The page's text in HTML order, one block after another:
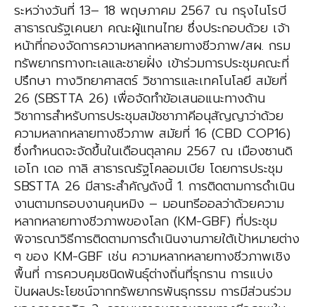
ระหว่างวันที่ 13– 18 พฤษภาคม 2567 ณ กรุงไนโรบี
สาธารณรัฐเคนยา คณะผู้แทนไทย ซึ่งประกอบด้วย​ เจ้า
หน้าที่กองจัดการความหลากหลายทางชีวภาพ/สผ. กรม
ทรัพยากรทางทะเลและชายฝั่ง เข้าร่วมการประชุมคณะที่
ปรึกษา ทางวิทยาศาสตร์ วิชาการและเทคโนโลยี สมัยที่
26 (SBSTTA 26) เพื่อจัดทำข้อเสนอแนะทางด้าน
วิชาการสำหรับการประชุมสมัชชาภาคีอนุสัญญาว่าด้วย
ความหลากหลายทางชีวภาพ สมัยที่ 16 (CBD COP16)
ซึ่งกำหนดจะจัดขึ้นในเดือนตุลาคม 2567 ณ เมืองซานดิ
เอโก เดอ กาลิ สาธารณรัฐโคลอมเบีย โดยการประชุม
SBSTTA 26 มีสาระสำคัญดังนี้ 1. การติดตามการดำเนิน
งานตามกรอบงานคุนหมิง – มอนทรีออลว่าด้วย​ความ
หลากหลายทางชีวภาพของโลก (KM-GBF) ที่ประชุม
พิจารณาวิธีการติดตามการดำเนินงานภายใต้เป้าหมายต่าง
ๆ ของ KM-GBF เช่น ความหลากหลายทางชีวภาพเชิง
พื้นที่ การควบคุมชนิดพันธุ์ต่างถิ่นที่รุกราน การแบ่ง
ปันผลประโยชน์จากทรัพยากรพันธุกรรม การมีส่วนร่วม